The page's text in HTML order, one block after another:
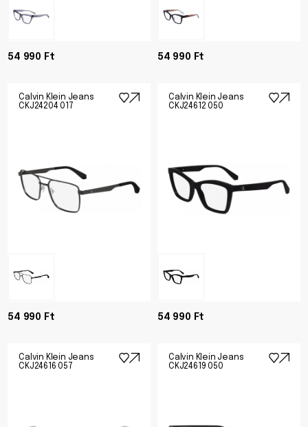
54 990 Ft 54 990 Ft
Calvin Klein Jeans
CKJ24204 017
54 990 Ft
Calvin Klein Jeans
CKJ24612 050
54 990 Ft
Calvin Klein Jeans
CKJ24616 057
Calvin Klein Jeans
CKJ24619 050